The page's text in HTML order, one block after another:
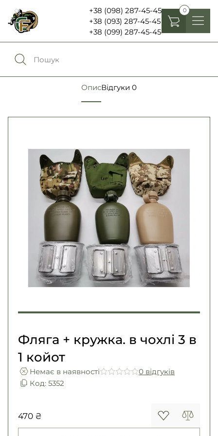
+38 (098) 287-45-45
+38 (093) 287-45-45
+38 (099) 287-45-45
0
Обране0
Увійти
RU UA
Каталог
Контакти
Про нас
Повернення та обмін
Ліхтарі , біноклі та елементи живлення
Ножі та мультитули
Шеврони, патчі та нашивки
Фурнітура
Second Hand NATO
ОписВідгуки 0
Фляга + кружка. в чохлі 3 в
1 койот
Немає в наявності
0 вiдгукiв
Код: 5352
470 ₴